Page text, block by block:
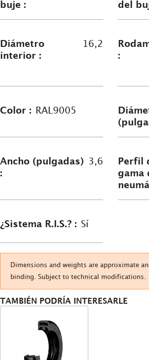
buje :
del
Diámetro
interior :
16,2
:
Color : RAL9005
Ancho (pulgadas)
:
3,6
Perfil
gama
¿Sistema R.I.S.? : Sí
Dimensions and weights are approximate
binding. Subject to technical modifications.
TAMBIÉN PODRÍA INTERESARLE